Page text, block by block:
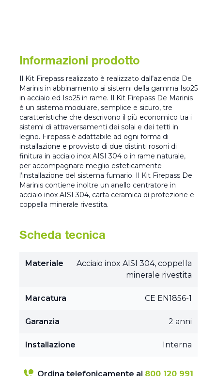
Informazioni prodotto
Il Kit Firepass realizzato è realizzato dall’azienda De
Marinis in abbinamento ai sistemi della gamma Iso25
in acciaio ed Iso25 in rame. Il Kit Firepass De Marinis
è un sistema modulare, semplice e sicuro, tre
caratteristiche che descrivono il più economico tra i
sistemi di attraversamenti dei solai e dei tetti in
legno. Firepass è adattabile ad ogni forma di
installazione e provvisto di due distinti rosoni di
finitura in acciaio inox AISI 304 o in rame naturale,
per accompagnare meglio esteticamente
l’installazione del sistema fumario. Il Kit Firepass De
Marinis contiene inoltre un anello centratore in
acciaio inox AISI 304, carta ceramica di protezione e
coppella minerale rivestita.
Scheda tecnica
Materiale
Acciaio inox AISI 304, coppella
minerale rivestita
Marcatura CE EN1856-1
Garanzia 2 anni
Installazione Interna
Ordina telefonicamente al 800 120 991